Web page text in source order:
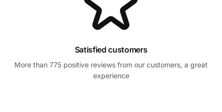
Satisfied customers
More than 775 positive reviews from our customers, a great
experience